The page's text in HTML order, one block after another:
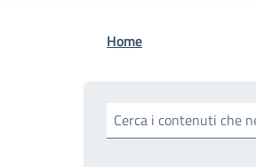
Briciole di
Home
Cerca i contenuti che